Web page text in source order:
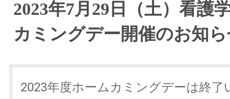
2023年7月29日（土）看護
カミングデー開催のお知
2023年度ホームカミングデーは終了